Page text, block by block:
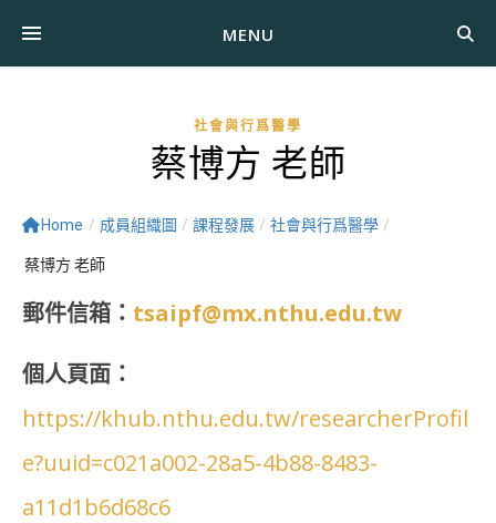
MENU
社會與行爲醫學
蔡博方 老師
Home / 成員組織圖 / 課程發展 / 社會與行爲醫學 /
蔡博方 老師
郵件信箱： tsaipf@mx.nthu.edu.tw
個人頁面：
https://khub.nthu.edu.tw/researcherProfil
e?uuid=c021a002-28a5-4b88-8483-
a11d1b6d68c6